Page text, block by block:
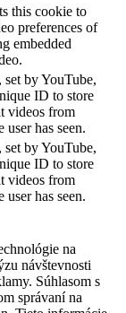
this cookie to
preferences of
embedded
by YouTube,
ID to store
videos from
user has seen.
by YouTube,
ID to store
videos from
user has seen.
na
návštevnosti
Súhlasom s
správaní na